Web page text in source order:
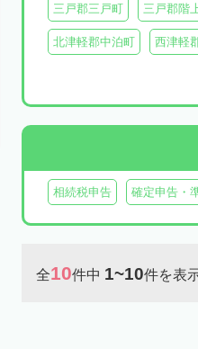
三戸郡三戸町 三戸郡階
北津軽郡中泊町 西津軽
相続税申告 確定申告・
全10件中 1~10件を表